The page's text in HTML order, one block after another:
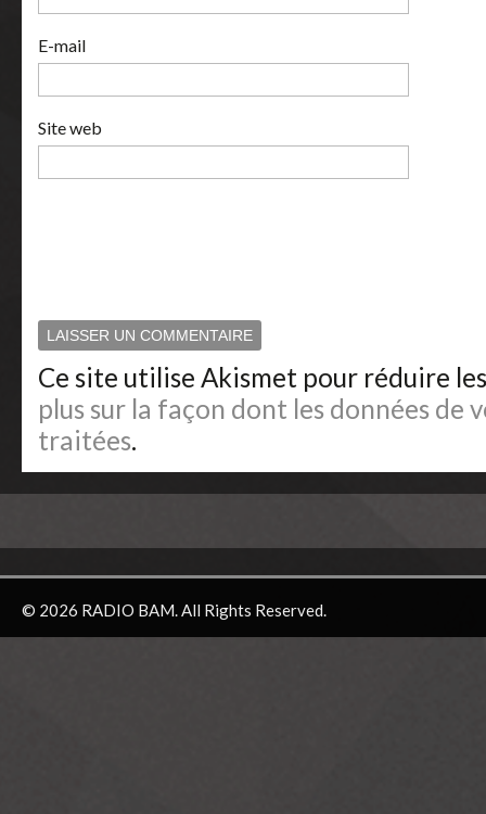
E-mail
Site web
Ce site utilise Akismet pour réduire
plus sur la façon dont les données de
traitées.
© 2026 RADIO BAM. All Rights Reserved.